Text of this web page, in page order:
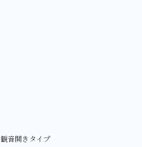
音開きタイプ